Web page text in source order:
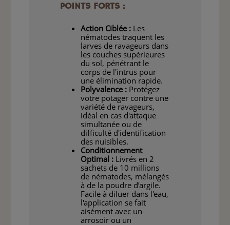
POINTS FORTS :
Action Ciblée : Les
nématodes traquent les
larves de ravageurs dans
les couches supérieures
du sol, pénétrant le
corps de l'intrus pour
une élimination rapide.
Polyvalence : Protégez
votre potager contre une
variété de ravageurs,
idéal en cas d'attaque
simultanée ou de
difficulté d'identification
des nuisibles.
Conditionnement
Optimal : Livrés en 2
sachets de 10 millions
de nématodes, mélangés
à de la poudre d’argile.
Facile à diluer dans l'eau,
l'application se fait
aisément avec un
arrosoir ou un